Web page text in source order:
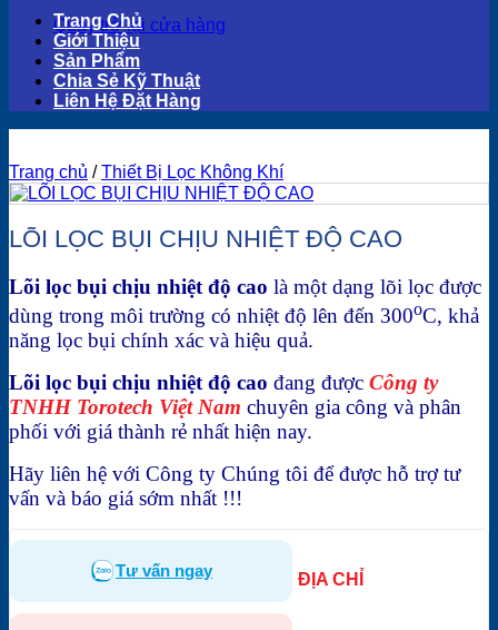
Quay trở lại cửa hàng
Trang Chủ
Giới Thiệu
Sản Phẩm
Chia Sẻ Kỹ Thuật
Liên Hệ Đặt Hàng
Trang chủ / Thiết Bị Lọc Không Khí
LÕI LỌC BỤI CHỊU NHIỆT ĐỘ CAO
Lõi lọc bụi chịu nhiệt độ cao là một dạng lõi lọc được
dùng trong môi trường có nhiệt độ lên đến 300oC, khả
năng lọc bụi chính xác và hiệu quả.
Lõi lọc bụi chịu nhiệt độ cao đang được Công ty
TNHH Torotech Việt Nam chuyên gia công và phân
phối với giá thành rẻ nhất hiện nay.
Hãy liên hệ với Công ty Chúng tôi để được hỗ trợ tư
vấn và báo giá sớm nhất !!!
Tư vấn ngay ĐỊA CHỈ